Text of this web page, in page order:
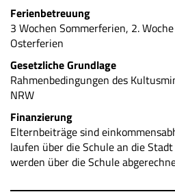
Ferienbetreuung
3 Wochen Sommerferien, 2.
Osterferien
Gesetzliche Grundlage
Rahmenbedingungen des
NRW
Finanzierung
Elternbeiträge sind
laufen über die Schule an die
werden über die Schule